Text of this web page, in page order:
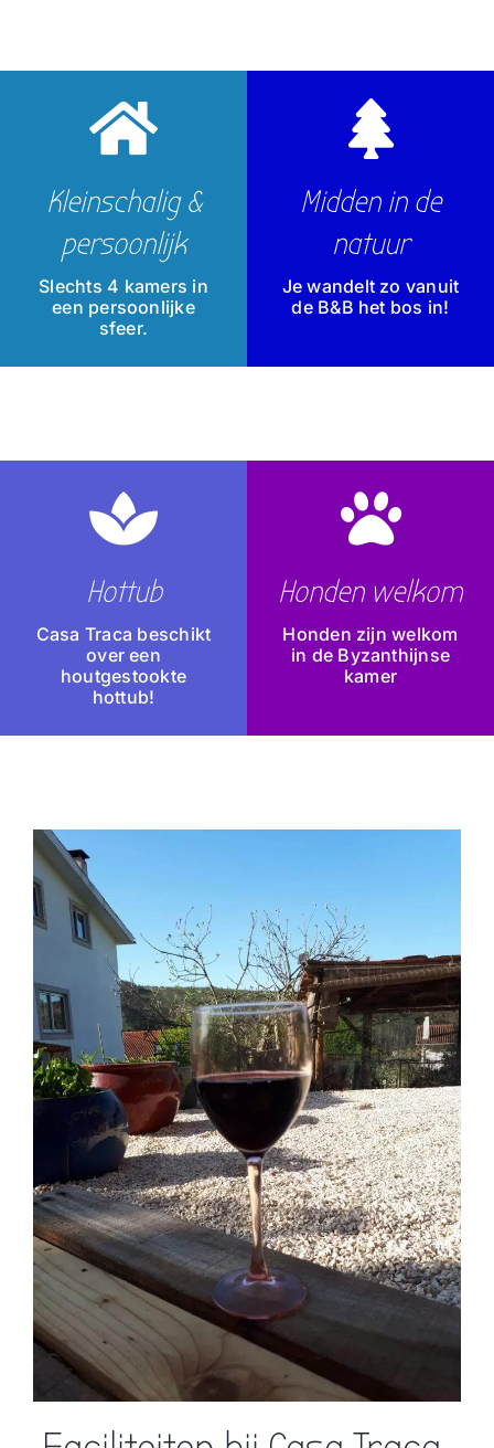
Contact & info
Kleinschalig &
persoonlijk
Slechts 4 kamers in
een persoonlijke
sfeer.
Midden in de
natuur
Je wandelt zo vanuit
de B&B het bos in!
Hottub
Casa Traca beschikt
over een
houtgestookte
hottub!
Honden welkom
Honden zijn welkom
in de Byzanthijnse
kamer